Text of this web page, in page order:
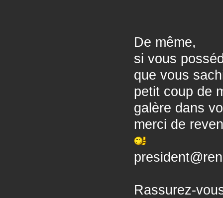
De même,
si vous
que vous
petit coup de
galère dans
merci de
Rassurez-